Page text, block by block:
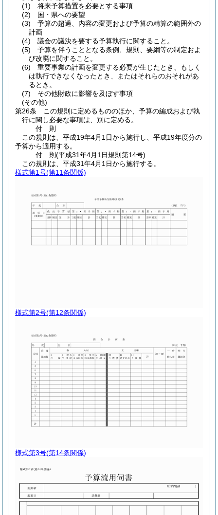
(1)
将来予算措置を必要とする事項
(2)
国・県への要望
(3)
予算の超過、内容の変更および予算の精算の範囲外の
計画
(4)
議会の議決を要する予算執行に関すること。
(5)
予算を伴うこととなる条例、規則、要綱等の制定およ
び改廃に関すること。
(6)
重要事業の計画を変更する必要が生じたとき、もしく
は執行できなくなったとき、またはそれらのおそれがあ
るとき。
(7)
その他財政に影響を及ぼす事項
(その他)
第26条
この規則に定めるもののほか、予算の編成および執
行に関し必要な事項は、別に定める。
付 則
この規則は、平成19年4月1日から施行し、平成19年度分の
予算から適用する。
付 則(平成31年4月1日規則第14号)
この規則は、平成31年4月1日から施行する。
様式第1号(第11条関係)
様式第2号(第12条関係)
様式第3号(第14条関係)